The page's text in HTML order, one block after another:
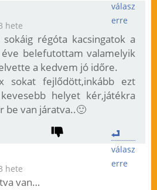
válasz
erre
hete
régóta kacsingatok a
belefutottam valamelyik
a kedvem jó időre.
fejlődött,inkább ezt
helyet kér,játékra
be van járatva..🙂
válasz
erre
hete
van…